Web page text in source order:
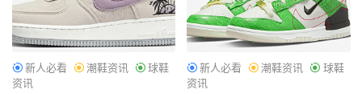
新人必看 潮鞋资讯
球鞋
资讯
新人必看 潮鞋资讯
球鞋
资讯
StockX x FR2球鞋交易平台 联乘系列正式公开 2021-05-12
下周登场！「极光 2.0」Yeezy 700 V3 最新上脚图曝光！
2021-03-19